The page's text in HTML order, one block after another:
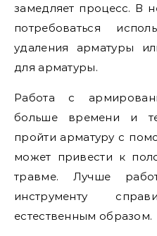
замедляет процесс. В
потребоваться
удаления арматуры
для арматуры.
Работа с
больше времени и
пройти арматуру с
может привести к
травме. Лучше
инструменту
естественным образом.